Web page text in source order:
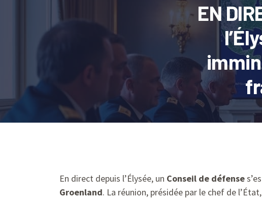
EN
En direct depuis l’Élysée, un Conseil de défense
Groenland. La réunion, présidée par le chef de